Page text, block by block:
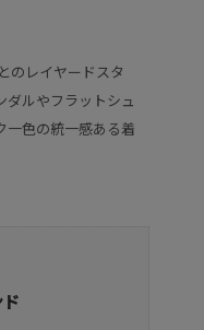
のレイヤードスタ
ダルやフラットシュ
一色の統一感ある着